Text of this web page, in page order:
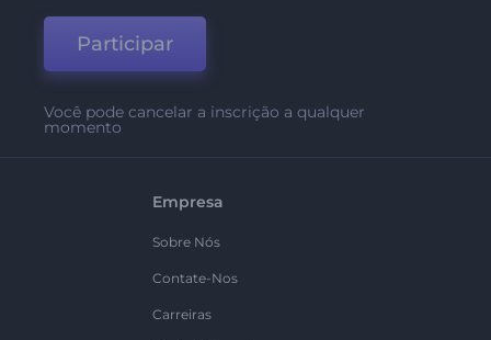
Participar
Você pode cancelar a inscrição a qualquer
momento
Empresa
Sobre Nós
Contate-Nos
Carreiras